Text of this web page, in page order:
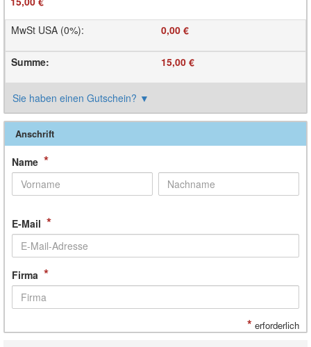
MwSt USA (0%): 0,00 €
Summe: 15,00 €
Sie haben einen Gutschein? ▼
Anschrift
Name *
E-Mail *
Firma *
* erforderlich